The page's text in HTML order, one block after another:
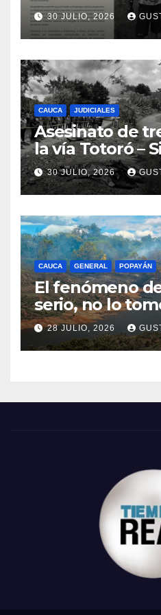
ciudadanos y exige medidas
urgentes al
Nacional
30 JULIO, 2026
CAUCA JUDICIALES
Asesinato de
la vía Totoró –
consternación
30 JULIO, 2026
CAUCA GENERAL POPAYÁN
El fenómeno
serio, no lo
28 JULIO, 2026